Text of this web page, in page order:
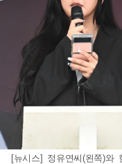
[뉴시스] 정유연씨(왼쪽)와